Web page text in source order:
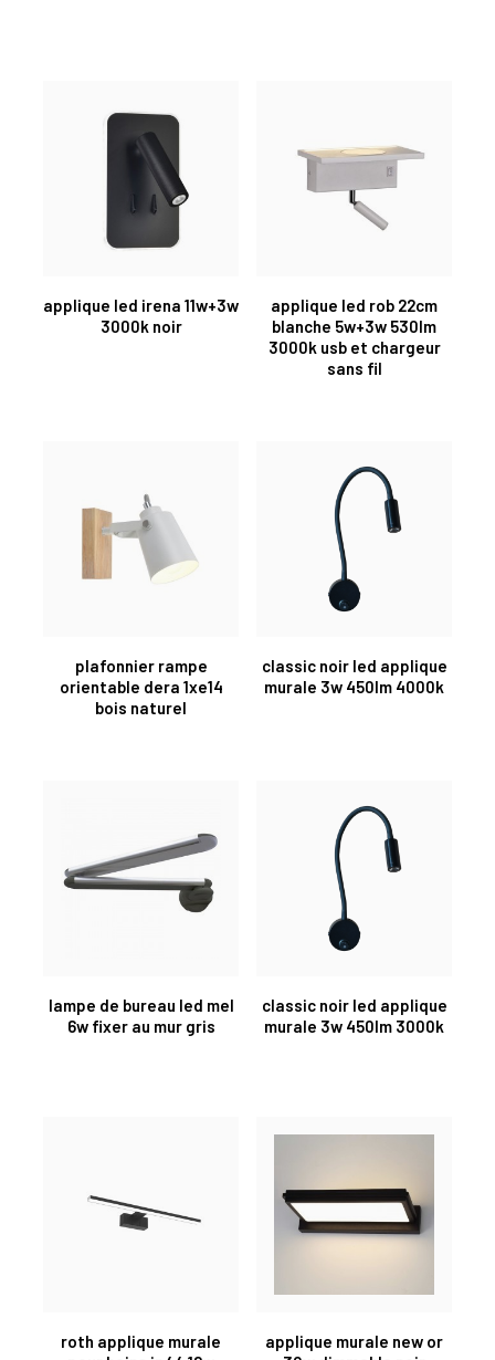
applique led irena 11w+3w
3000k noir
applique led rob 22cm
blanche 5w+3w 530lm
3000k usb et chargeur
sans fil
plafonnier rampe
orientable dera 1xe14
bois naturel
classic noir led applique
murale 3w 450lm 4000k
lampe de bureau led mel
6w fixer au mur gris
classic noir led applique
murale 3w 450lm 3000k
roth applique murale
applique murale new or